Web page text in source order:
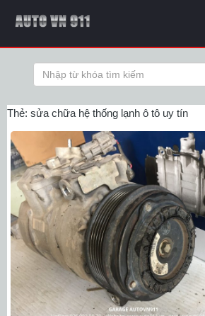
Thẻ: sửa chữa hệ thống lạnh ô tô uy tín